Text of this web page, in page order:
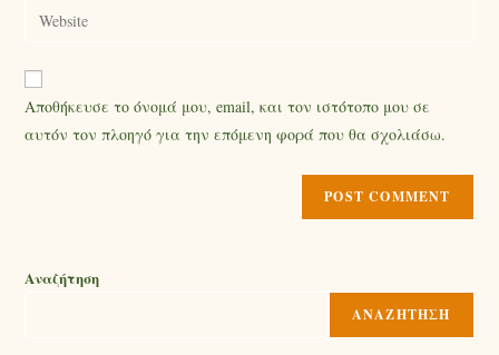
Αποθήκευσε το όνομά μου, email, και τον ιστότοπο μου σε
αυτόν τον πλοηγό για την επόμενη φορά που θα σχολιάσω.
Αναζήτηση
ΑΝΑΖΉΤΗΣΗ